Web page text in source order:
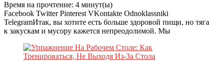
Время на прочтение: 4 минут(ы)
Facebook Twitter Pinterest VKontakte Odnoklassniki
TelegramИтак, вы хотите есть больше здоровой пищи, но тяга
к закускам и мусору кажется непреодолимой. Мы